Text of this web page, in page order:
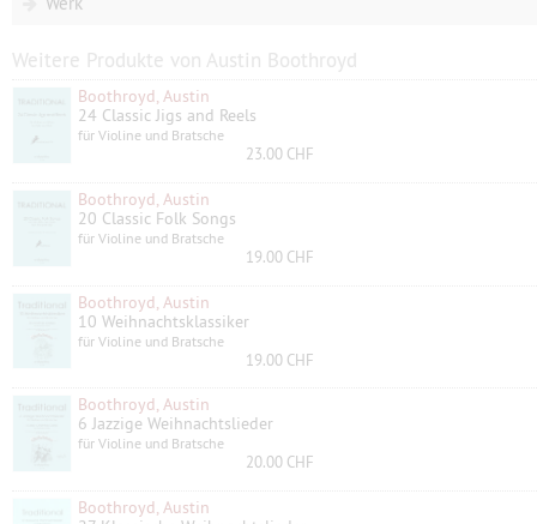
Weitere Produkte von Austin Boothroyd
Boothroyd, Austin
24 Classic Jigs and Reels
für Violine und Bratsche
23.00 CHF
Boothroyd, Austin
20 Classic Folk Songs
für Violine und Bratsche
19.00 CHF
Boothroyd, Austin
10 Weihnachtsklassiker
für Violine und Bratsche
19.00 CHF
Boothroyd, Austin
6 Jazzige Weihnachtslieder
für Violine und Bratsche
20.00 CHF
Boothroyd, Austin